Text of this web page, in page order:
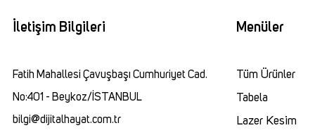
İletişim Bilgileri
Fatih Mahallesi Çavuşbaşı Cumhuriyet Cad.
No:401 - Beykoz/İSTANBUL
bilgi@dijitalhayat.com.tr
Menüler
Tüm Ürünler
Tabela
Lazer Kesim